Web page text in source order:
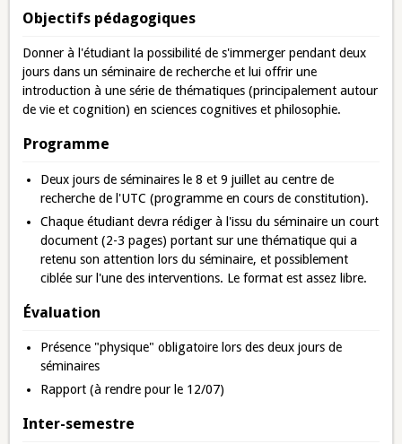
Objectifs pédagogiques
Donner à l'étudiant la possibilité de s'immerger pendant deux
jours dans un séminaire de recherche et lui offrir une
introduction à une série de thématiques (principalement autour
de vie et cognition) en sciences cognitives et philosophie.
Programme
Deux jours de séminaires le 8 et 9 juillet au centre de
recherche de l'UTC (programme en cours de constitution).
Chaque étudiant devra rédiger à l'issu du séminaire un court
document (2-3 pages) portant sur une thématique qui a
retenu son attention lors du séminaire, et possiblement
ciblée sur l'une des interventions. Le format est assez libre.
Évaluation
Présence "physique" obligatoire lors des deux jours de
séminaires
Rapport (à rendre pour le 12/07)
Inter-semestre